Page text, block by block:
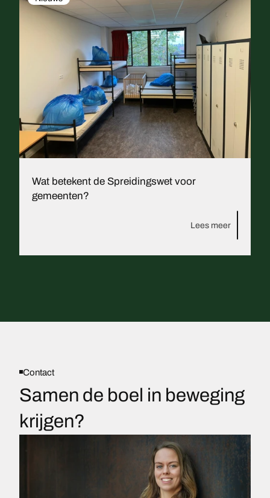
Wat betekent de Spreidingswet voor
gemeenten?
Lees meer
Contact
Samen de boel in beweging
krijgen?